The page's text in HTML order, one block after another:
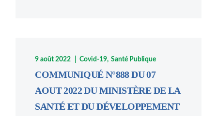
9 août 2022 Covid-19 Santé Publique
COMMUNIQUÉ N°888 DU 07
AOUT 2022 DU MINISTÈRE DE LA
SANTÉ ET DU DÉVELOPPEMENT